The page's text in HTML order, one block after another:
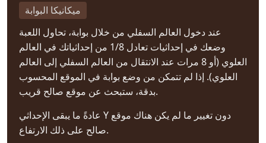
ميكانيكا البوابة
عند دخول العالم السفلي من خلال بوابة، تحاول اللعبة
وضعك في إحداثيات تعادل 1/8 من إحداثياتك في العالم
العلوي (أو 8 مرات عند الانتقال من العالم السفلي إلى العالم
العلوي). إذا لم تتمكن من وضع بوابة في الموقع المحسوب
بدقة، ستبحث عن موقع صالح قريب.
عادةً ما يبقى الإحداثي Y دون تغيير ما لم يكن هناك موقع
صالح على ذلك الارتفاع.